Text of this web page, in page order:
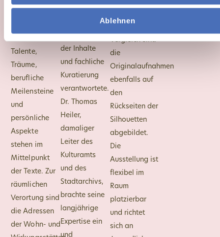
Ablehnen
liegt der Fokus
Talente,
Träume,
berufliche
Meilensteine
und
persönliche
Aspekte
stehen im
Mittelpunkt
der Texte. Zur
räumlichen
Verortung sind
die Adressen
der Wohn- und
umfassende
Zusammenstellung
der Inhalte
und fachliche
Kuratierung
verantwortete.
Dr. Thomas
Heiler,
damaliger
Leiter des
Kulturamts
und des
Stadtarchivs,
brachte seine
langjährige
Expertise ein
und
Zum direkten
Vergleich sind
die
Originalaufnahmen
ebenfalls auf
den
Rückseiten der
Silhouetten
abgebildet.
Die
Ausstellung ist
flexibel im
Raum
platzierbar
und richtet
sich an